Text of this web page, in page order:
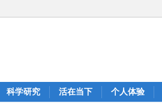
科学研究 活在当下 个人体验